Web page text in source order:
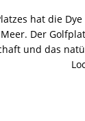
hat die
Der
und das